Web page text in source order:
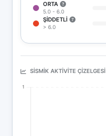
ORTA
5.0 - 6.0
ŞIDDETLI
> 6.0
SISMIK AKTIVITE ÇIZELGESI